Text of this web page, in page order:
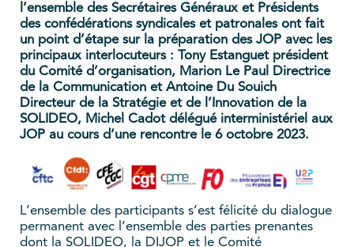
l’ensemble des Secrétaires Généraux et Présidents
des confédérations syndicales et patronales ont fait
un point d’étape sur la préparation des JOP avec les
principaux interlocuteurs : Tony Estanguet président
du Comité d’organisation, Marion Le Paul Directrice
de la Communication et Antoine Du Souich
Directeur de la Stratégie et de l’Innovation de la
SOLIDEO, Michel Cadot délégué interministériel aux
JOP au cours d’une rencontre le 6 octobre 2023.
L’ensemble des participants s’est félicité du dialogue
permanent avec l’ensemble des parties prenantes
dont la SOLIDEO, la DIJOP et le Comité